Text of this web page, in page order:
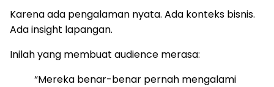
Karena ada pengalaman nyata. Ada konteks bisnis.
Ada insight lapangan.
Inilah yang membuat audience merasa:
“Mereka benar-benar pernah mengalami